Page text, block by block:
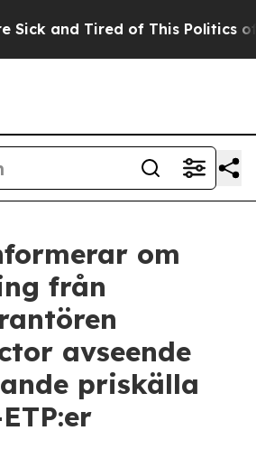
and Tired of This Politics of
om
från
avseende
priskälla